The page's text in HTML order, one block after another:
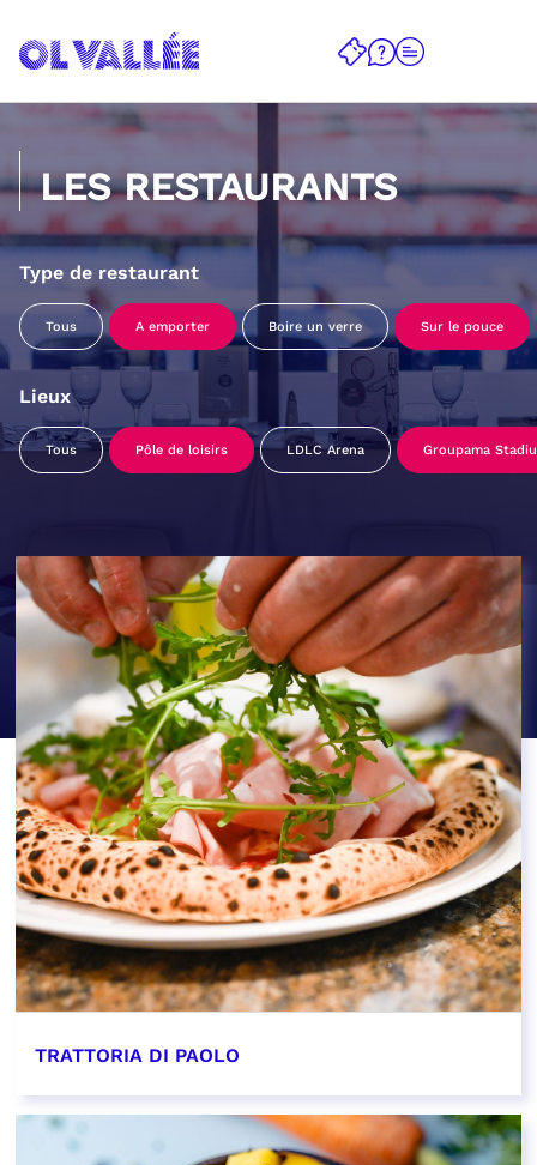
LES RESTAURANTS
Type de restaurant
Tous A emporter Boire un verre Sur le pouce
Lieux
Tous Pôle de loisirs LDLC Arena Groupama
TRATTORIA DI PAOLO
EN SAVOIR PLUS